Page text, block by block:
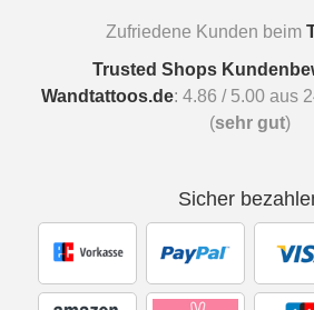
Zufriedene Kunden beim
Trusted Shops
Wandtattoos.de: 4.86 / 5.00 aus
(sehr gut)
Sicher